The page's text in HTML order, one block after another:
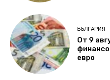
БЪЛГАРИЯ
От 9
евро